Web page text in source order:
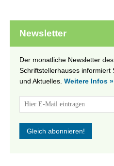
Newsletter
Der monatliche Newsletter
Schriftstellerhauses informiert
und Aktuelles. Weitere Infos »